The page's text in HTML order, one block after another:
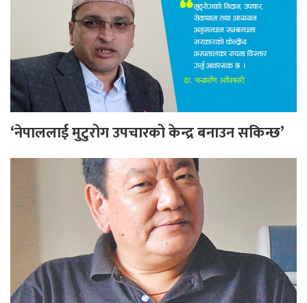
‘नेपाललाई मुटुरोग उपचारको केन्द्र बनाउन सकिन्छ’